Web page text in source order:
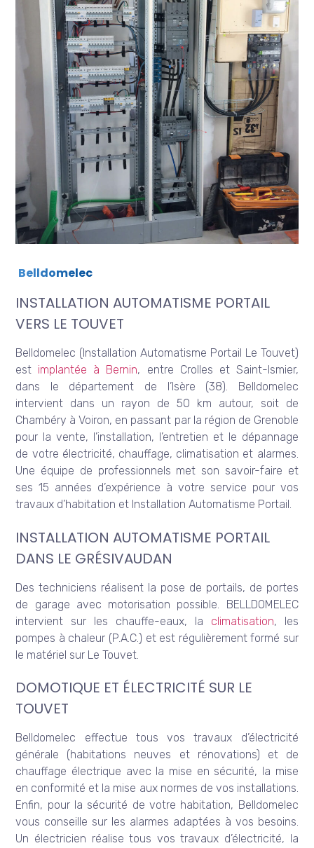
Belldomelec
INSTALLATION AUTOMATISME PORTAIL
VERS LE TOUVET
Belldomelec (Installation Automatisme Portail Le Touvet)
est implantée à Bernin, entre Crolles et Saint-Ismier,
dans le département de l’Isère (38). Belldomelec
intervient dans un rayon de 50 km autour, soit de
Chambéry à Voiron, en passant par la région de Grenoble
pour la vente, l’installation, l’entretien et le dépannage
de votre électricité, chauffage, climatisation et alarmes.
Une équipe de professionnels met son savoir-faire et
ses 15 années d’expérience à votre service pour vos
travaux d’habitation et Installation Automatisme Portail.
INSTALLATION AUTOMATISME PORTAIL
DANS LE GRÉSIVAUDAN
Des techniciens réalisent la pose de portails, de portes
de garage avec motorisation possible. BELLDOMELEC
intervient sur les chauffe-eaux, la climatisation, les
pompes à chaleur (P.A.C.) et est régulièrement formé sur
le matériel sur Le Touvet.
DOMOTIQUE ET ÉLECTRICITÉ SUR LE
TOUVET
Belldomelec effectue tous vos travaux d’électricité
générale (habitations neuves et rénovations) et de
chauffage électrique avec la mise en sécurité, la mise
en conformité et la mise aux normes de vos installations.
Enfin, pour la sécurité de votre habitation, Belldomelec
vous conseille sur les alarmes adaptées à vos besoins.
Un électricien réalise tous vos travaux d’électricité, la